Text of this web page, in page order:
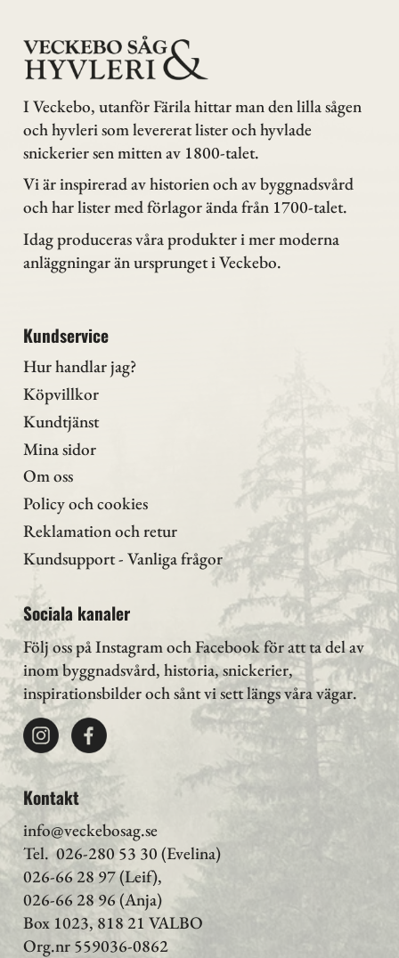
I Veckebo, utanför Färila hittar man den lilla sågen
och hyvleri som levererat lister och hyvlade
snickerier sen mitten av 1800-talet.
Vi är inspirerad av historien och av byggnadsvård
och har lister med förlagor ända från 1700-talet.
Idag produceras våra produkter i mer moderna
anläggningar än ursprunget i Veckebo.
Kundservice
Hur handlar jag?
Köpvillkor
Kundtjänst
Mina sidor
Om oss
Policy och cookies
Reklamation och retur
Kundsupport - Vanliga frågor
Sociala kanaler
Följ oss på Instagramoch Facebook för att ta del av
inom byggnadsvård, historia, snickerier,
inspirationsbilder och sånt vi sett längs våra vägar.
Kontakt
info@veckebosag.se
Tel. 026-280 53 30 (Evelina)
026-66 28 97 (Leif),
026-66 28 96 (Anja)
Box 1023, 818 21 VALBO
Org.nr 559036-0862